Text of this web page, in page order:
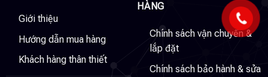
Giới thiệu
Hướng dẫn mua hàng
Khách hàng thân thiết
HÀNG
Chính sách vận chuyển &
lắp đặt
Chính sách bảo hành & sửa